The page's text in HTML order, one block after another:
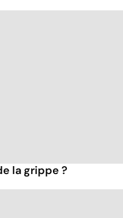
la grippe ?